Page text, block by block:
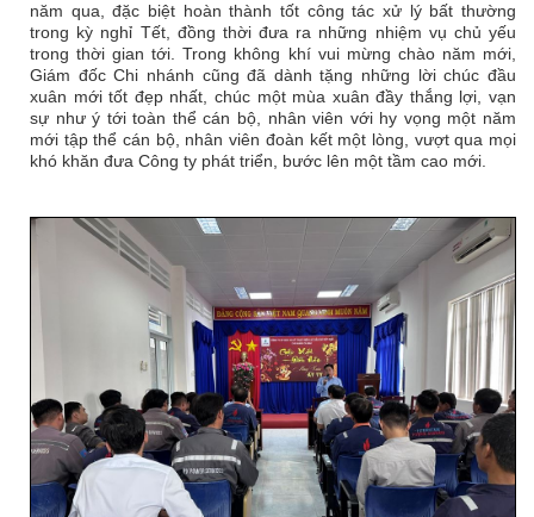
năm qua, đặc biệt hoàn thành tốt công tác xử lý bất thường
trong kỳ nghỉ Tết, đồng thời đưa ra những nhiệm vụ chủ yếu
trong thời gian tới. Trong không khí vui mừng chào năm mới,
Giám đốc Chi nhánh cũng đã dành tặng những lời chúc đầu
xuân mới tốt đẹp nhất, chúc một mùa xuân đầy thắng lợi, vạn
sự như ý tới toàn thể cán bộ, nhân viên với hy vọng một năm
mới tập thể cán bộ, nhân viên đoàn kết một lòng, vượt qua mọi
khó khăn đưa Công ty phát triển, bước lên một tầm cao mới.